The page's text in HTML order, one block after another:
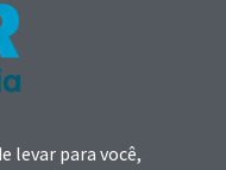
levar para você,